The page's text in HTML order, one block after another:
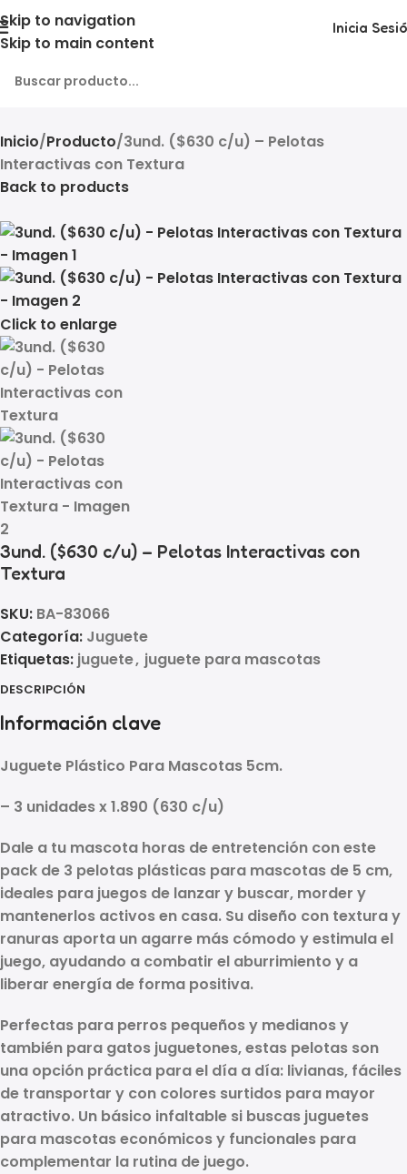
Skip to navigation
Skip to main content
Inicia
Inicio Producto 3und. ($630 c/u) – Pelotas
Interactivas con Textura
Back to products
Click to enlarge
3und. ($630 c/u) – Pelotas Interactivas con
Textura
SKU: BA-83066
Categoría: Juguete
Etiquetas: juguete, juguete para mascotas
DESCRIPCIÓN
Información clave
Juguete Plástico Para Mascotas 5cm.
– 3 unidades x 1.890 (630 c/u)
Dale a tu mascota horas de entretención con este
pack de 3 pelotas plásticas para mascotas de 5 cm,
ideales para juegos de lanzar y buscar, morder y
mantenerlos activos en casa. Su diseño con textura y
ranuras aporta un agarre más cómodo y estimula el
juego, ayudando a combatir el aburrimiento y a
liberar energía de forma positiva.
Perfectas para perros pequeños y medianosy
también para gatos juguetones, estas pelotas son
una opción práctica para el día a día: livianas, fáciles
de transportar y con colores surtidos para mayor
atractivo. Un básico infaltable si buscas juguetes
para mascotaseconómicos y funcionales para
complementar la rutina de juego.